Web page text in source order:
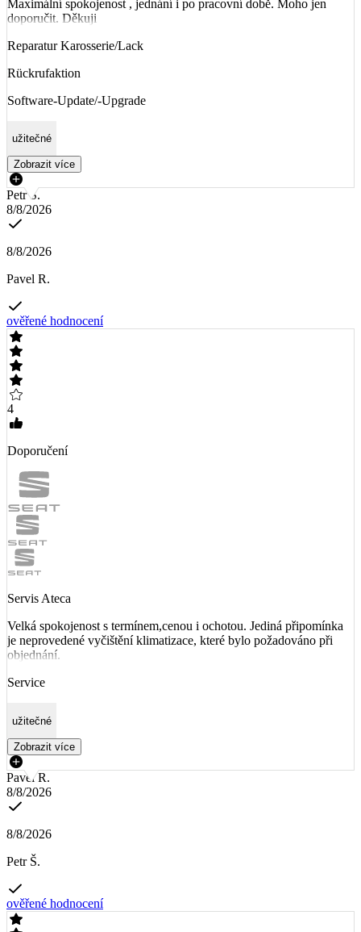
Maximální spokojenost , jednání i po pracovní době. Moho jen
doporučit. Děkuji
Reparatur Karosserie/Lack
Rückrufaktion
Software-Update/-Upgrade
užitečné
Zobrazit více
Petr Š.
8/8/2026
8/8/2026
Pavel R.
ověřené hodnocení
4
Doporučení
Servis Ateca
Velká spokojenost s termínem,cenou i ochotou. Jediná připomínka
je neprovedené vyčištění klimatizace, které bylo požadováno při
objednání.
Service
užitečné
Zobrazit více
Pavel R.
8/8/2026
8/8/2026
Petr Š.
ověřené hodnocení